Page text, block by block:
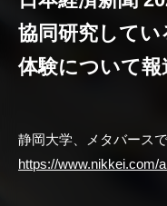
協同研究して
体験について報
静岡大学、メタバース
https://www.nikkei.com/